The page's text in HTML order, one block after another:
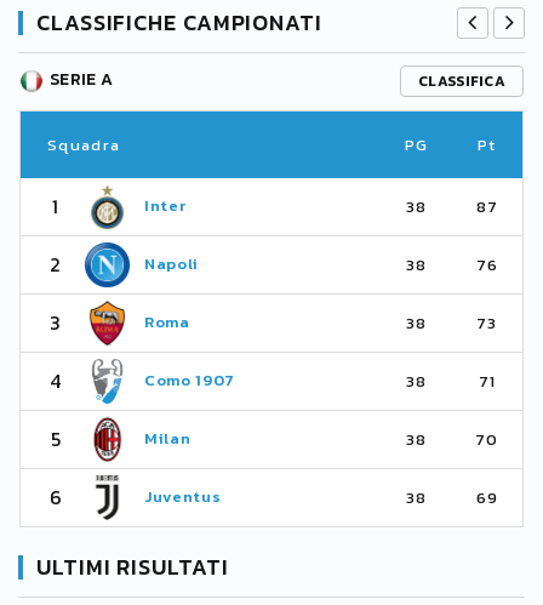
CLASSIFICHE CAMPIONATI
SERIE A CLASSIFICA
Squadra PG Pt
1 Inter 38 87
2 Napoli 38 76
3 Roma 38 73
4 Como 1907 38 71
5 Milan 38 70
6 Juventus 38 69
ULTIMI RISULTATI